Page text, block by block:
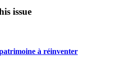
issue
à réinventer